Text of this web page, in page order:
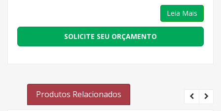
Leia Mais
SOLICITE SEU ORÇAMENTO
Produtos Relacionados